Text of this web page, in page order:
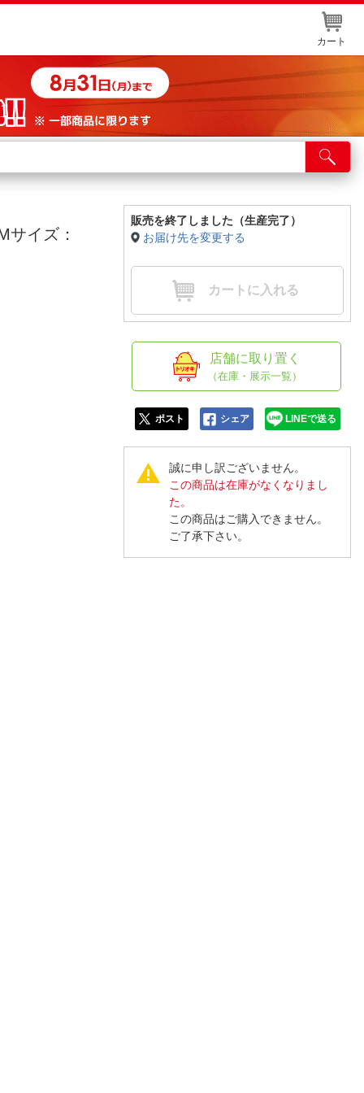
カート
舗サービス
ト取り置き
情報・店舗一覧
イズ：
販売を終了しました（生産完了）
お届け先を変更する
カートに入れる
店舗に取り置く
（在庫・展示一覧）
ポスト シェア LINEで送る
誠に申し訳ございません。
この商品は在庫がなくなりまし
た。
この商品はご購入できません。
ご了承下さい。